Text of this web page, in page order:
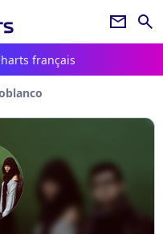
newsletter search
français